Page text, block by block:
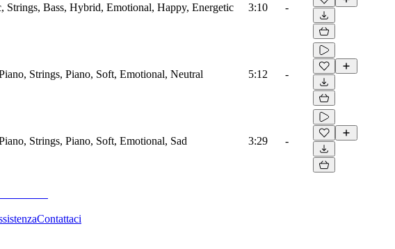
Strings, Bass, Hybrid, Emotional, Happy, Energetic 3:10 -
Strings, Piano, Soft, Emotional, Neutral 5:12 -
Strings, Piano, Soft, Emotional, Sad 3:29 -
Contattaci